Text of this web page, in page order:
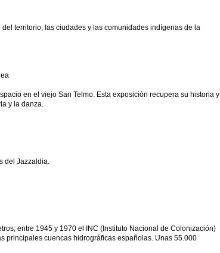
territorio, las ciudades y las comunidades indígenas de la
en el viejo San Telmo. Esta exposición recupera su historia y
y la danza.
del Jazzaldia.
entre 1945 y 1970 el INC (Instituto Nacional de Colonización)
principales cuencas hidrográficas españolas. Unas 55.000